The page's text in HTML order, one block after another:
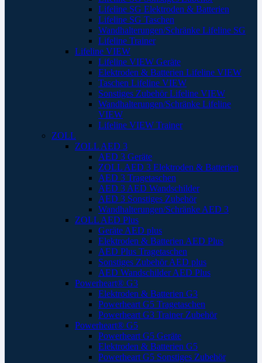
Lifeline SG Elektroden & Batterien
Lifeline SG Taschen
Wandhalterungen/Schränke Lifeline SG
Lifeline Trainer
Lifeline VIEW
Lifeline VIEW Geräte
Elektroden & Batterien Lifeline VIEW
Taschen Lifeline VIEW
Sonstiges Zubehör Lifeline VIEW
Wandhalterungen/Schränke Lifeline
VIEW
Lifeline VIEW Trainer
ZOLL
ZOLL AED 3
AED 3 Geräte
ZOLL AED 3 Elektroden & Batterien
AED 3 Tragetaschen
AED 3 AED Wandschilder
AED 3 Sonstiges Zubehör
Wandhalterungen/Schränke AED 3
ZOLL AED Plus
Geräte AED plus
Elektroden & Batterien AED Plus
AED Plus Tragetaschen
Sonstiges Zubehör AED plus
AED Wandschilder AED Plus
Powerheart® G3
Elektroden & Batterien G3
Powerheart G5 Tragetaschen
Powerheart G3 Trainer Zubehör
Powerheart® G5
Powerheart G5 Geräte
Elektroden & Batterien G5
Powerheart G5 Sonstiges Zubehör